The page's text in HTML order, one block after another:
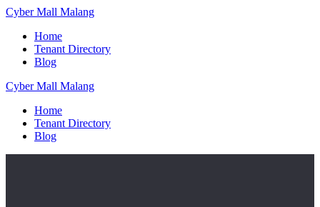
Skip
content
CyberMall Malang
Home
Tenant Directory
Blog
CyberMall Malang
Home
Tenant Directory
Blog